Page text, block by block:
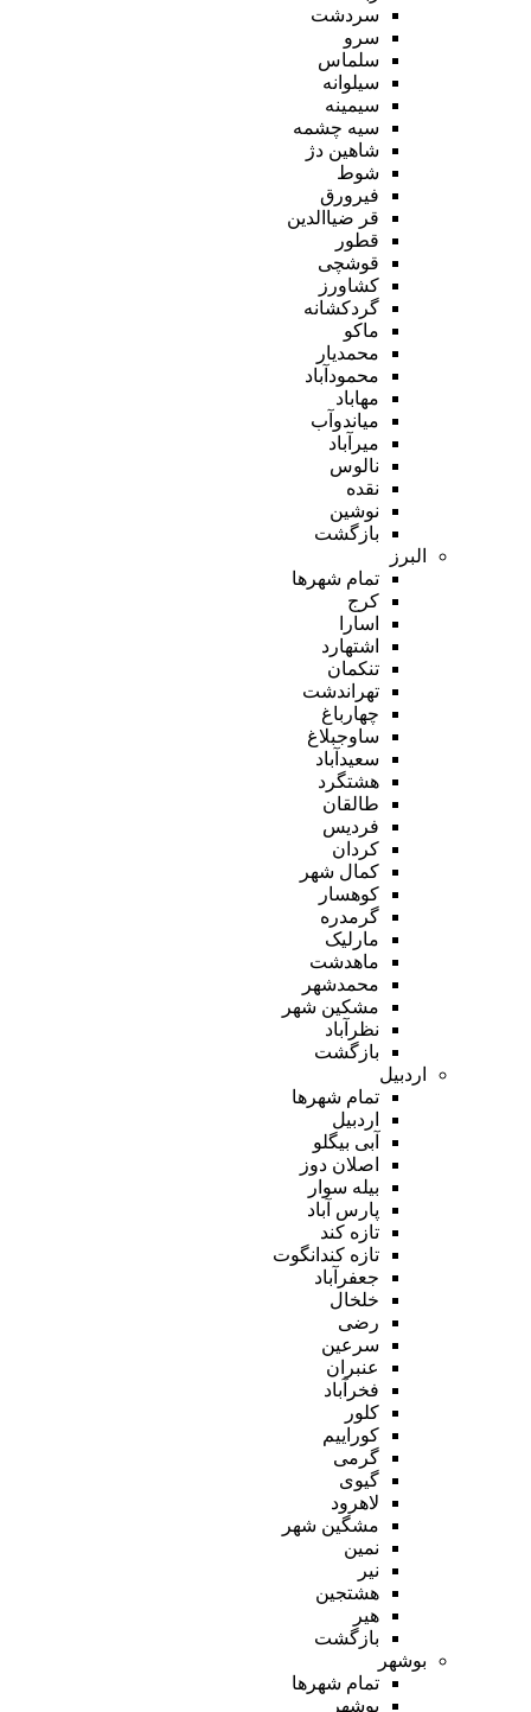
سردشت
سرو
سلماس
سیلوانه
سیمینه
سیه چشمه
شاهین دژ
شوط
فیرورق
قر ضیاالدین
قطور
قوشچی
کشاورز
گردکشانه
ماکو
محمدیار
محمودآباد
مهاباد
میاندوآب
میرآباد
نالوس
نقده
نوشین
بازگشت
البرز
تمام شهر‌ها
کرج
اسارا
اشتهارد
تنکمان
تهراندشت
چهارباغ
ساوجبلاغ
سعیدآباد
هشتگرد
طالقان
فردیس
کردان
کمال شهر
کوهسار
گرمدره
مارلیک
ماهدشت
محمدشهر
مشکین شهر
نظرآباد
بازگشت
اردبیل
تمام شهر‌ها
اردبیل
آبی بیگلو
اصلان دوز
بیله سوار
پارس آباد
تازه کند
تازه کندانگوت
جعفرآباد
خلخال
رضی
سرعین
عنبران
فخرآباد
کلور
کوراییم
گرمی
گیوی
لاهرود
مشگین شهر
نمین
نیر
هشتجین
هیر
بازگشت
بوشهر
تمام شهر‌ها
بوشهر